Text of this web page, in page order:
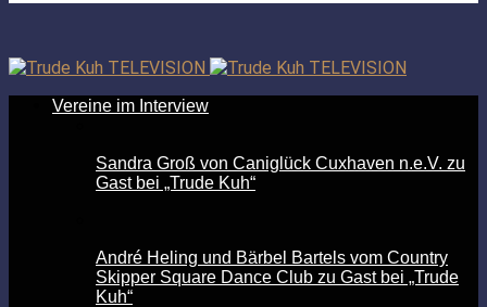
Vereine im Interview
Sandra Groß von Caniglück Cuxhaven n.e.V. zu
Gast bei „Trude Kuh“
André Heling und Bärbel Bartels vom Country
Skipper Square Dance Club zu Gast bei „Trude
Kuh“